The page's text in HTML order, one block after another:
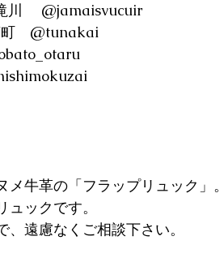
川 　@jamaisvucuir
町　@tunakai
牛革の「フラップリュック」。
ックです。
遠慮なくご相談下さい。